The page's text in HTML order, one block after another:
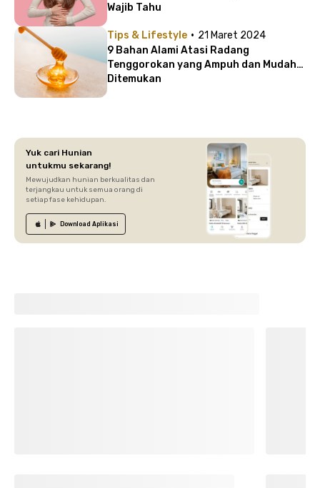
Wajib Tahu
Tips & Lifestyle · 21 Maret 2024
9 Bahan Alami Atasi Radang
Tenggorokan yang Ampuh dan Mudah
Ditemukan
Yuk cari Hunian
untukmu sekarang!
Mewujudkan hunian berkualitas dan
terjangkau untuk semua orang di
setiap fase kehidupan.
Download Aplikasi